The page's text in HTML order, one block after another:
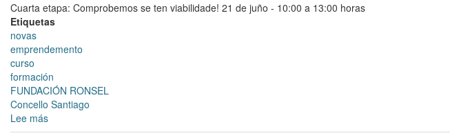
Cuarta etapa: Comprobemos se ten viabilidade! 21 de juño - 10:00 a 13:00 horas
Etiquetas
novas
emprendemento
curso
formación
FUNDACIÓN RONSEL
Concello Santiago
Lee más
CAMIÑO